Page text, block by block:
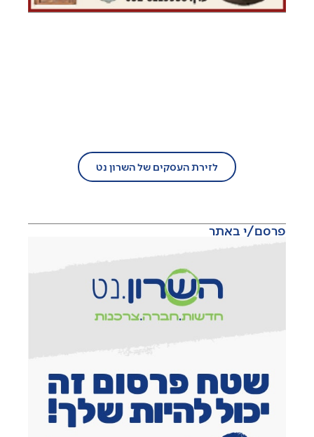
לזירת העסקים של השרון נט
פרסם/י באתר